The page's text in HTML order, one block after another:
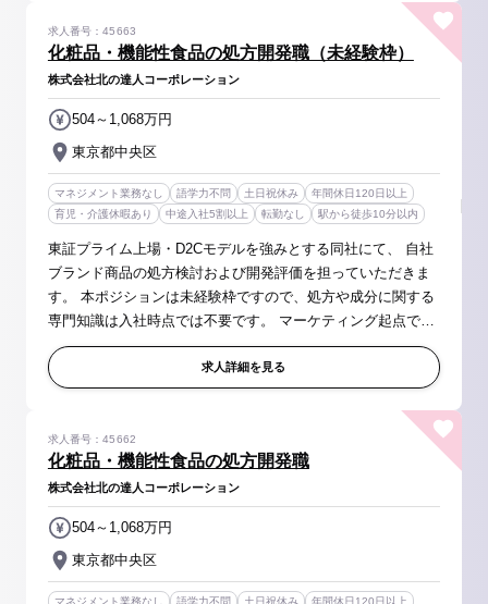
化粧品・機能性食品の処方開発職（未経験枠）
求人番号：45663
株式会社北の達人コーポレーション
東京都中央区
504～1,068万円
マネジメント業務なし 語学力不問 土日祝休み
年間休日120日以上
育児・介護休暇あり
中途入社5割以上 転勤なし 駅から徒歩10分以内
東証プライム上場・D2Cモデルを強みとする同社にて、 自社
ブランド商品の処方検討および開発評価を担っていただきま
す。 本ポジションは未経験枠ですので、処方や成分に関する
専門知識は入社時点では不要です。 マーケティング起点で創
出された企画案をもとに、「びっくりするほど良い商品」へ
昇華させる商品開発ポ...求人詳細を見る
化粧品・機能性食品の処方開発職
求人番号：45662
株式会社北の達人コーポレーション
東京都中央区
504～1,068万円
マネジメント業務なし 語学力不問 土日祝休み 年間休日120日以上